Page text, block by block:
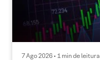
7 Ago 2026 • 1 min de leitura